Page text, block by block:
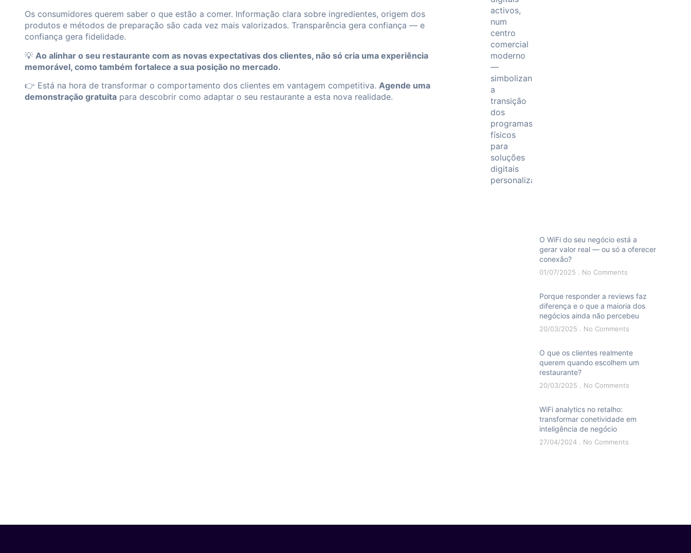
Os consumidores querem saber o que estão a comer. Informação clara sobre ingredientes, origem dos
produtos e métodos de preparação são cada vez mais valorizados. Transparência gera confiança — e
confiança gera fidelidade.
💡 Ao alinhar o seu restaurante com as novas expectativas dos clientes, não só cria uma experiência
memorável, como também fortalece a sua posição no mercado.
👉 Está na hora de transformar o comportamento dos clientes em vantagem competitiva. Agende uma
demonstração gratuita para descobrir como adaptar o seu restaurante a esta nova realidade.
O WiFi do seu negócio está a
gerar valor real — ou só a oferecer
conexão?
01/07/2025 No Comments
Porque responder a reviews faz
diferença e o que a maioria dos
negócios ainda não percebeu
20/03/2025 No Comments
O que os clientes realmente
querem quando escolhem um
restaurante?
20/03/2025 No Comments
WiFi analytics no retalho:
transformar conetividade em
inteligência de negócio
27/04/2024 No Comments